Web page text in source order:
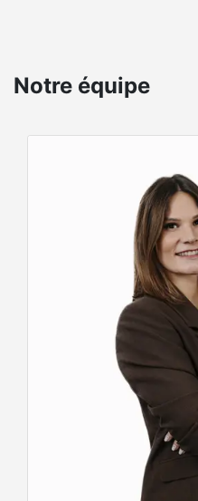
d’informations sur le
sur les prix dans votre
sans engagement.
Appelez-nous au
pas à pousser la
Century 21 Les Lacs.
Gerpinnes : Avenue
Charleroi : Rue de
Chimay: Rue des
Walcourt : Place de
Mettet : Rue Albert
Florennes : Place
VB INVEST S.R.L.
Notre équipe